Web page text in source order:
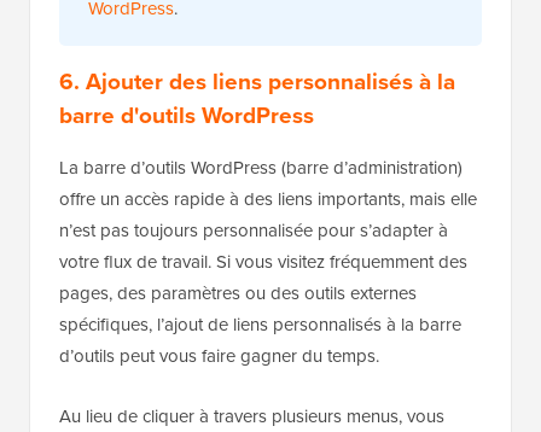
WordPress.
6. Ajouter des liens personnalisés à la
barre d'outils WordPress
La barre d’outils WordPress (barre d’administration)
offre un accès rapide à des liens importants, mais elle
n’est pas toujours personnalisée pour s’adapter à
votre flux de travail. Si vous visitez fréquemment des
pages, des paramètres ou des outils externes
spécifiques, l’ajout de liens personnalisés à la barre
d’outils peut vous faire gagner du temps.
Au lieu de cliquer à travers plusieurs menus, vous